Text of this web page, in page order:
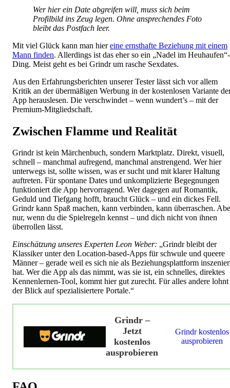
Wer hier ein Date abgreifen will, muss sich beim
Profilbild ins Zeug legen. Ohne ansprechendes Foto
bleibt das Postfach leer.
Mit viel Glück kann man hiereine ernsthafte Beziehung mit einem
Mann finden. Allerdings ist das eher so ein „Nadel im Heuhaufen“-
Ding. Meist geht es bei Grindr um rasche Sexdates.
Aus den Erfahrungsberichten unserer Tester lässt sich vor allem
Kritik an der übermäßigen Werbung in der kostenlosen Variante
App herauslesen. Die verschwindet – wenn wundert’s – mit der
Premium-Mitgliedschaft.
Zwischen Flamme und Realität
Grindr ist kein Märchenbuch, sondern Marktplatz. Direkt, visuell,
schnell – manchmal aufregend, manchmal anstrengend. Wer hier
unterwegs ist, sollte wissen, was er sucht und mit klarer Haltung
auftreten. Für spontane Dates und unkomplizierte Begegnungen
funktioniert die App hervorragend. Wer dagegen auf Romantik,
Geduld und Tiefgang hofft, braucht Glück – und ein dickes Fell.
Grindr kann Spaß machen, kann verbinden, kann überraschen.
nur, wenn du die Spielregeln kennst – und dich nicht von ihnen
überrollen lässt.
Einschätzung unseres Experten Leon Weber: „Grindr bleibt der
Klassiker unter den Location-based-Apps für schwule und queere
Männer – gerade weil es sich nie als Beziehungsplattform
hat. Wer die App als das nimmt, was sie ist, ein schnelles, direktes
Kennenlernen-Tool, kommt hier gut zurecht. Für alles andere lohnt
der Blick auf spezialisiertere Portale.“
Grindr –
Jetzt
kostenlos
ausprobieren
Grindr kostenlos
ausprobieren